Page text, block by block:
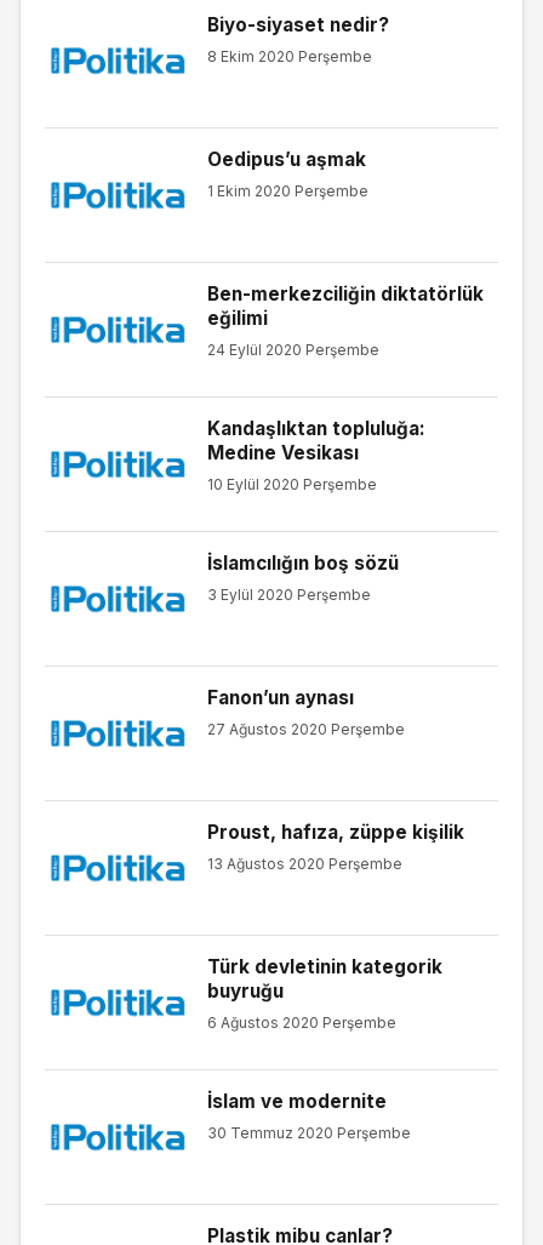
Biyo-siyaset nedir?
8 Ekim 2020 Perşembe
Oedipus’u aşmak
1 Ekim 2020 Perşembe
Ben-merkezciliğin diktatörlük
eğilimi
24 Eylül 2020 Perşembe
Kandaşlıktan topluluğa:
Medine Vesikası
10 Eylül 2020 Perşembe
İslamcılığın boş sözü
3 Eylül 2020 Perşembe
Fanon’un aynası
27 Ağustos 2020 Perşembe
Proust, hafıza, züppe kişilik
13 Ağustos 2020 Perşembe
Türk devletinin kategorik
buyruğu
6 Ağustos 2020 Perşembe
İslam ve modernite
30 Temmuz 2020 Perşembe
Plastik mibu canlar?